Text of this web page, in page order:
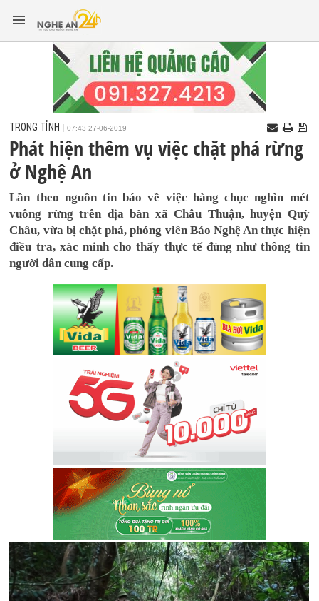
TRONG TỈNH 07:43 27-06-2019
Phát hiện thêm vụ việc chặt phá rừng
ở Nghệ An
Lần theo nguồn tin báo về việc hàng chục nghìn mét
vuông rừng trên địa bàn xã Châu Thuận, huyện Quỳ
Châu, vừa bị chặt phá, phóng viên Báo Nghệ An thực hiện
điều tra, xác minh cho thấy thực tế đúng như thông tin
người dân cung cấp.